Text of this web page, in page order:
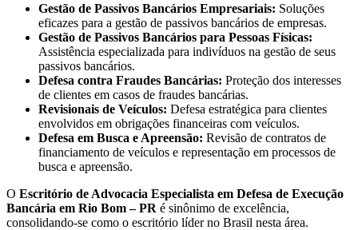
Gestão de Passivos Bancários Empresariais: Soluções
eficazes para a gestão de passivos bancários de empresas.
Gestão de Passivos Bancários para Pessoas Físicas:
Assistência especializada para indivíduos na gestão de seus
passivos bancários.
Defesa contra Fraudes Bancárias: Proteção dos interesses
de clientes em casos de fraudes bancárias.
Revisionais de Veículos: Defesa estratégica para clientes
envolvidos em obrigações financeiras com veículos.
Defesa em Busca e Apreensão: Revisão de contratos de
financiamento de veículos e representação em processos de
busca e apreensão.
O Escritório de Advocacia Especialista em Defesa de Execução
Bancária em Rio Bom – PR é sinônimo de excelência,
consolidando-se como o escritório líder no Brasil nesta área.